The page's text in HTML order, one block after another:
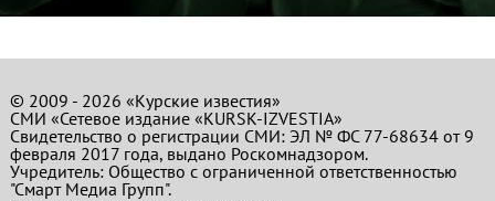
© 2009 - 2026 «Курские известия»
СМИ «Сетевое издание «KURSK-IZVESTIA»
Свидетельство о регистрации СМИ: ЭЛ № ФС 77-68634 от 9
февраля 2017 года, выдано Роскомнадзором.
Учредитель: Общество с ограниченной ответственностью
"Смарт Медиа Групп".